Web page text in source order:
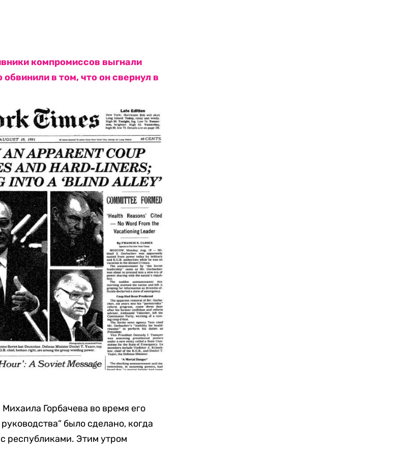
компромиссов выгнали
обвинили в том, что он свернул в
Горбачева во время его
было сделано, когда
республиками. Этим утром